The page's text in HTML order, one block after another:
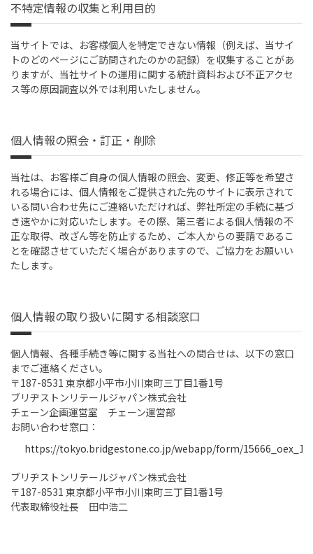
不特定情報の収集と利用目的
当サイトでは、お客様個人を特定できない情報（例えば、当サイ
トのどのページにご訪問されたのかの記録）を収集することがあ
りますが、当社サイトの運用に関する統計資料および不正アクセ
ス等の原因調査以外では利用いたしません。
個人情報の照会・訂正・削除
当社は、お客様ご自身の個人情報の照会、変更、修正等を希望さ
れる場合には、個人情報をご提供された先のサイトに表示されて
いる問い合わせ先にご連絡いただければ、弊社所定の手続に基づ
き速やかに対応いたします。その際、第三者による個人情報の不
正な取得、改ざん等を防止するため、ご本人からの要請であるこ
とを確認させていただく場合がありますので、ご協力をお願いい
たします。
個人情報の取り扱いに関する相談窓口
個人情報、各種手続き等に関する当社への問合せは、以下の窓口
までご連絡ください。
〒187-8531 東京都小平市小川東町三丁目1番1号
ブリヂストンリテールジャパン株式会社
チェーン企画運営室 チェーン運営部
お問い合わせ窓口：
https://tokyo.bridgestone.co.jp/webapp/form/15666_oex_1/
ブリヂストンリテールジャパン株式会社
〒187-8531 東京都小平市小川東町三丁目1番1号
代表取締役社長 田中浩二